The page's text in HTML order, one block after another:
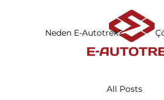
Neden E-Autotrek?
All Posts